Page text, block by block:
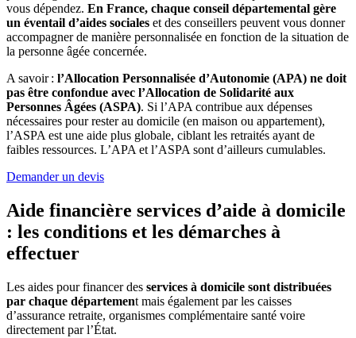
vous dépendez. En France, chaque conseil départemental gère
un éventail d’aides sociales et des conseillers peuvent vous donner
accompagner de manière personnalisée en fonction de la situation de
la personne âgée concernée.
A savoir : l’Allocation Personnalisée d’Autonomie (APA) ne doit
pas être confondue avec l’Allocation de Solidarité aux
Personnes Âgées (ASPA). Si l’APA contribue aux dépenses
nécessaires pour rester au domicile (en maison ou appartement),
l’ASPA est une aide plus globale, ciblant les retraités ayant de
faibles ressources. L’APA et l’ASPA sont d’ailleurs cumulables.
Demander un devis
Aide financière services d’aide à domicile
: les conditions et les démarches à
effectuer
Les aides pour financer des services à domicile sont distribuées
par chaque département mais également par les caisses
d’assurance retraite, organismes complémentaire santé voire
directement par l’État.